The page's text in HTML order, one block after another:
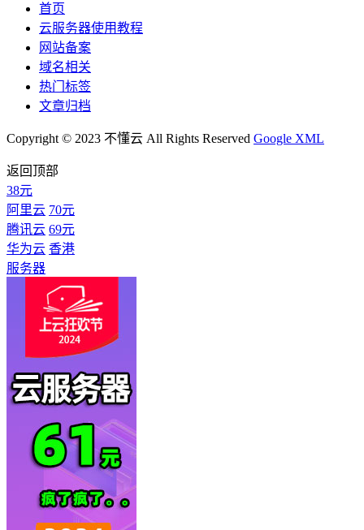
首页
云服务器使用教程
网站备案
域名相关
热门标签
文章归档
Copyright © 2023 不懂云 All Rights Reserved Google XML
返回顶部
38元
阿里云 70元
腾讯云 69元
华为云 香港
服务器